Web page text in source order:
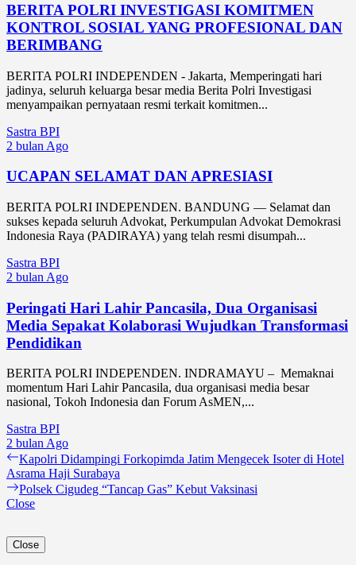
BERITA POLRI INVESTIGASI KOMITMEN
KONTROL SOSIAL YANG PROFESIONAL DAN
BERIMBANG
BERITA POLRI INDEPENDEN - Jakarta, Memperingati hari
jadinya, seluruh keluarga besar media Berita Polri Investigasi
menyampaikan pernyataan resmi terkait komitmen...
Sastra BPI
2 bulan Ago
UCAPAN SELAMAT DAN APRESIASI
BERITA POLRI INDEPENDEN. BANDUNG — Selamat dan
sukses kepada seluruh Advokat, Perkumpulan Advokat Demokrasi
Indonesia Raya (PADIRAYA) yang telah resmi disumpah...
Sastra BPI
2 bulan Ago
Peringati Hari Lahir Pancasila, Dua Organisasi
Media Sepakat Kolaborasi Wujudkan Transformasi
Pendidikan
BERITA POLRI INDEPENDEN. INDRAMAYU – Memaknai
momentum Hari Lahir Pancasila, dua organisasi media besar
nasional, Tokoh Indonesia dan Forum AsMEN,...
Sastra BPI
2 bulan Ago
Navigasi
pos
Previous
post:
Kapolri Didampingi Forkopimda Jatim Mengecek Isoter di Hotel
Asrama Haji Surabaya
Next
post:
Polsek Cigudeg “Tancap Gas” Kebut Vaksinasi
Close
Close